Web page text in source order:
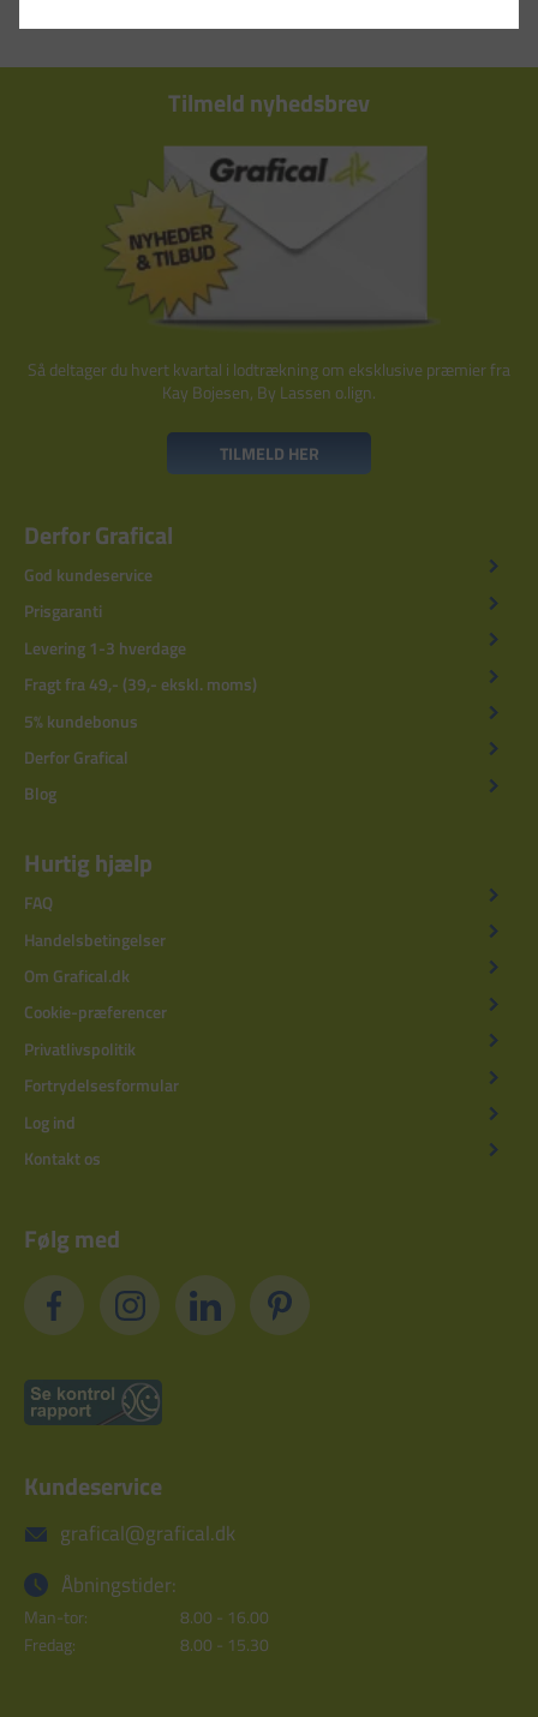
Tilmeld nyhedsbrev
Så deltager du hvert kvartal i lodtrækning om eksklusive præmier fra
Kay Bojesen, By Lassen o.lign.
TILMELD HER
Derfor Grafical
God kundeservice
Prisgaranti
Levering 1-3 hverdage
Fragt fra 49,- (39,- ekskl. moms)
5% kundebonus
Derfor Grafical
Blog
Hurtig hjælp
FAQ
Handelsbetingelser
Om Grafical.dk
Cookie-præferencer
Privatlivspolitik
Fortrydelsesformular
Log ind
Kontakt os
Følg med
Kundeservice
grafical@grafical.dk
Åbningstider:
Man-tor:
8.00 - 16.00
Fredag:
8.00 - 15.30